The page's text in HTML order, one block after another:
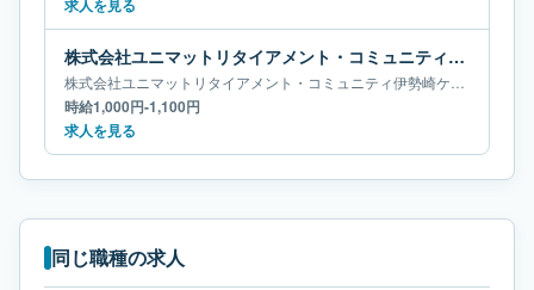
求人を見る
株式会社ユニマットリタイアメント・コミュニティ伊勢崎ケアセンターそよ風の送迎ドライバー求人｜群馬県伊勢崎市
株式会社ユニマットリタイアメント・コミュニティ伊勢崎ケアセンターそよ風
時給1,000円-1,100円
求人を見る
同じ職種の求人